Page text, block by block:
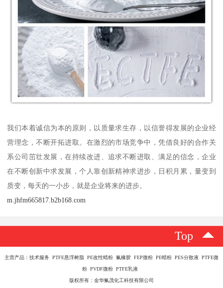
我们本着诚信为本的原则，以质量求生存，以信誉得发展的企业经
营理念，不断开拓进取。在激烈的市场竞争中，凭借良好的合作关
系公司茁壮发展，在持续改进、追求不断进取、满足的信念，企业
在不断创新中求发展，个人靠创新精神求进步，日积月累，量变到
质变，每天的一小步，就是企业将来的进步。
m.jhfm665817.b2b168.com
Top
主营产品：技术服务 PTFE悬浮树脂 PE改性蜡粉 氟橡胶 FEP微粉 PE蜡粉 PES分散液 PTFE微
粉 PVDF微粉 PTFE乳液
版权所有：金华氟茂化工科技有限公司